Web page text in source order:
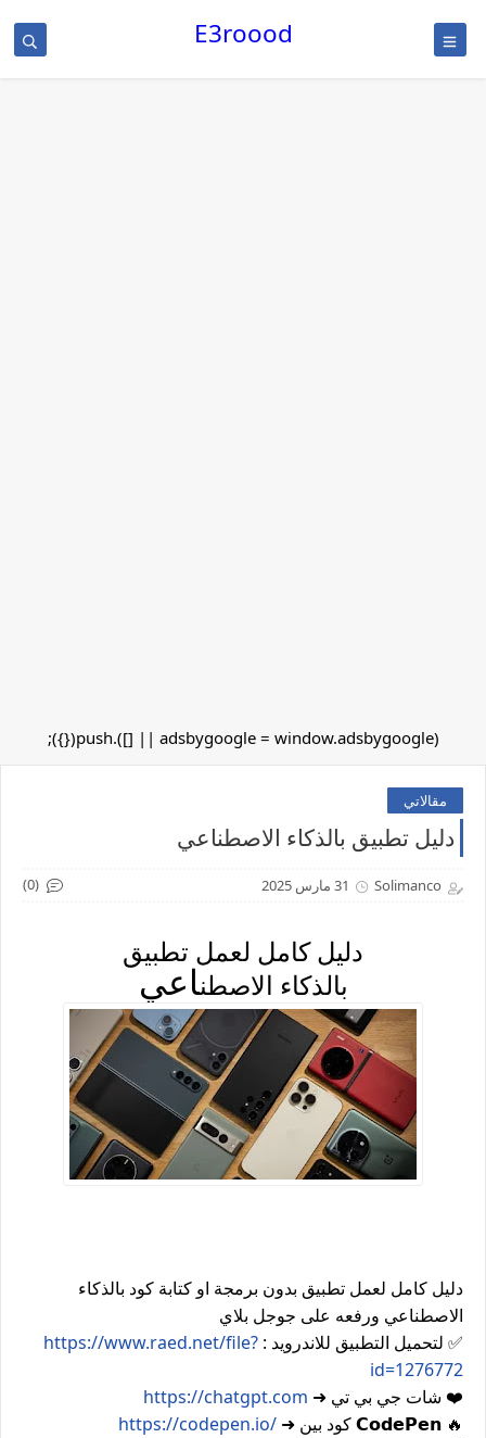
E3roood
(adsbygoogle = window.adsbygoogle || []).push({});
مقالاتي
دليل تطبيق بالذكاء الاصطناعي
Solimanco 31 مارس 2025 (0)
دليل كامل لعمل تطبيق
بالذكاء الاصطناعي
دليل كامل لعمل تطبيق بدون برمجة او كتابة كود بالذكاء
الاصطناعي ورفعه على جوجل بلاي
✅ لتحميل التطبيق للاندرويد : https://www.raed.net/file?
id=1276772
❤️ شات جي بي تي ➜ https://chatgpt.com
🔥
https://codepen.io/